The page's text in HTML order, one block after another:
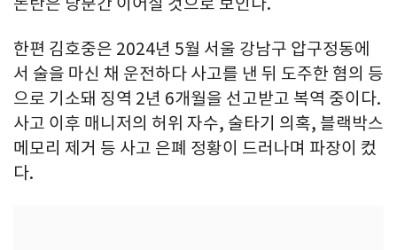
한편 김호중은 2024년 5월 서울 강남구 압구정동에
서 술을 마신 채 운전하다 사고를 낸 뒤 도주한 혐의 등
으로 기소돼 징역 2년 6개월을 선고받고 복역 중이다.
사고 이후 매니저의 허위 자수, 술타기 의혹, 블랙박스
메모리 제거 등 사고 은폐 정황이 드러나며 파장이 컸
다.